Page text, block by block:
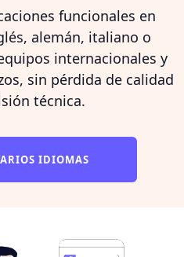
funcionales en
alemán, italiano o
internacionales y
sin pérdida de calidad
técnica.
IDIOMAS